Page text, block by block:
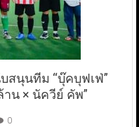
สนุนทีม “บุ๊คบุฟเฟ่”
น × นัควีย์ คัพ”
0